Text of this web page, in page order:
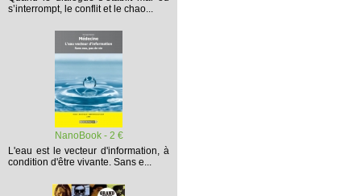
s’interrompt, le conflit et le chao...
NanoBook - 2 €
L'eau est le vecteur d'information, à
condition d'être vivante. Sans e...